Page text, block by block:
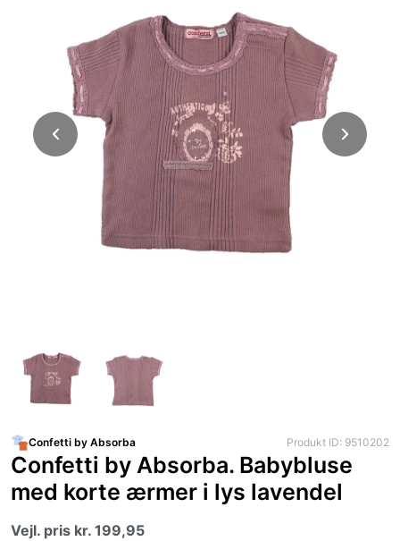
Confetti by Absorba Produkt ID: 9510202
Confetti by Absorba. Babybluse
med korte ærmer i lys lavendel
Vejl. pris kr. 199,95